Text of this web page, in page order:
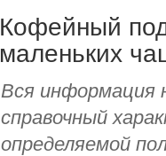
Кофейный
маленьких
Вся информация
справочный
определяемой